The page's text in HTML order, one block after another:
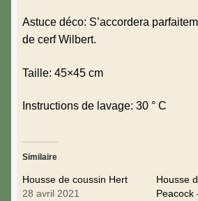
Astuce déco: S’accordera
de cerf Wilbert.
Taille: 45×45 cm
Instructions de lavage: 30 ° C
Similaire
Housse de coussin Hert
28 avril 2021
Housse
Peacock